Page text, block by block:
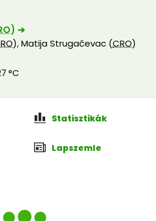
) ➔
),Matija Strugačevac (CRO)
°C
Statisztikák
Lapszemle